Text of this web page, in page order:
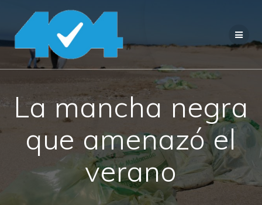
La mancha negra
que amenazó el
verano